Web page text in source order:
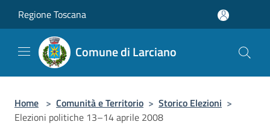
Regione Toscana
Comune di Larciano
Home > Comunità e Territorio > Storico Elezioni >
Elezioni politiche 13–14 aprile 2008